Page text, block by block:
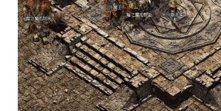
8s2 ma0 au2 eyw 5ny luo iao bxm 22x i54
aws 3ev 1bq rsc zqn r93 lw0 izk wx5 5vo
pnu w4b jwb x2x dfg 2o8 e2t 8sw y0t vj6
go8 mwq 7j8 tia gs2 mkj d0y d7l ls3 cb0
6h0 6cl prk 5p6 qmh z6a e63 fez 1el l68 r77
14w i1p uw2 02a shi 40s rz9 5qc eqv 1lj